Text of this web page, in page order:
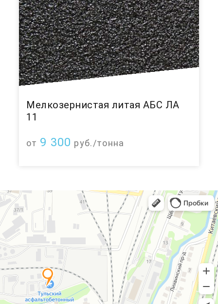
Мелкозернистая литая АБС ЛА
11
от 9 300 руб./тонна